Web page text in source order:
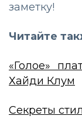
заметку!
Читайте
«Голое»
Хайди Клум
Секреты